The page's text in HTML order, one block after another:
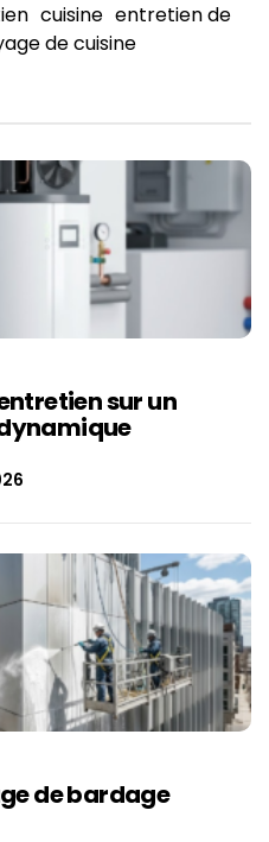
cuisine entretien de
de cuisine
sur un
de bardage